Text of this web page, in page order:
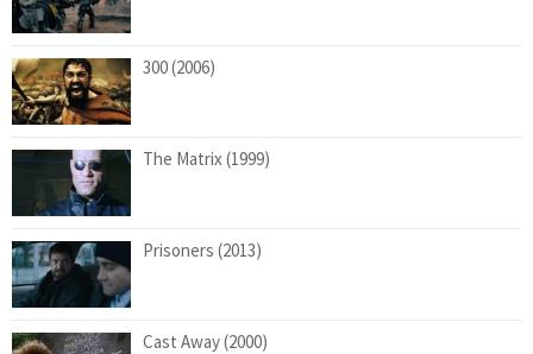
300 (2006)
The Matrix (1999)
Prisoners (2013)
Cast Away (2000)